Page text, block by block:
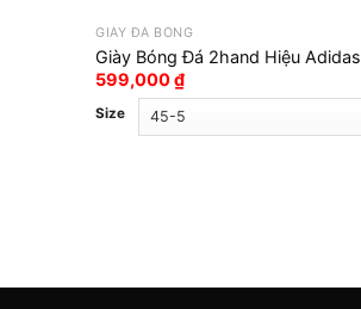
GIÀY ĐÁ BÓNG
Giày Bóng Đá 2hand Hiệu Adidas
599,000₫
Size